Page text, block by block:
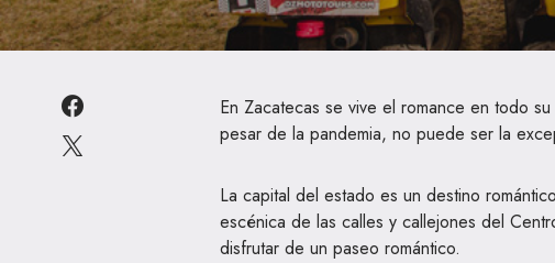
En Zacatecas se vive el romance en todo
pesar de la pandemia, no puede ser la
La capital del estado es un destino
escénica de las calles y callejones del
disfrutar de un paseo romántico.